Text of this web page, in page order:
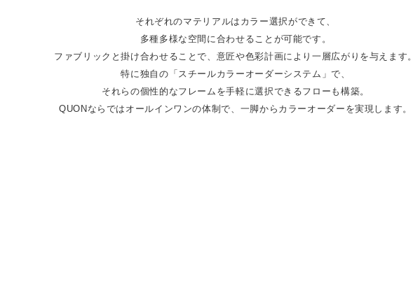
それぞれのマテリアルはカラー選択ができて、
多種多様な空間に合わせることが可能です。
ファブリックと掛け合わせることで、意匠や色彩計画により⼀層広がりを与えます。
特に独⾃の「スチールカラーオーダーシステム」で、
それらの個性的なフレームを⼿軽に選択できるフローも構築。
QUONならではオールインワンの体制で、⼀脚からカラーオーダーを実現します。